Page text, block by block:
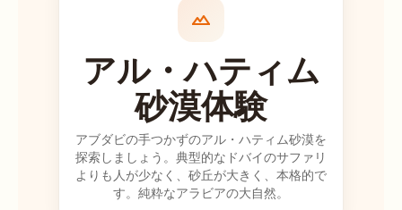
こでも迎えに来
てくれました..ア
ビラッシュ-私た
ちのドライバー
は信じられない
ほど素晴らしか
ったです!!素晴ら
アル・ハティム
砂漠体験
アブダビの手つかずのアル・ハティム砂漠を
探索しましょう。典型的なドバイのサファリ
よりも人が少なく、砂丘が大きく、本格的で
す。純粋なアラビアの大自然。